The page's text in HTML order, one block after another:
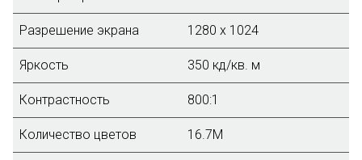
Разрешение экрана 1280 x 1024
Яркость 350 кд/кв. м
Контрастность 800:1
Количество цветов 16.7М